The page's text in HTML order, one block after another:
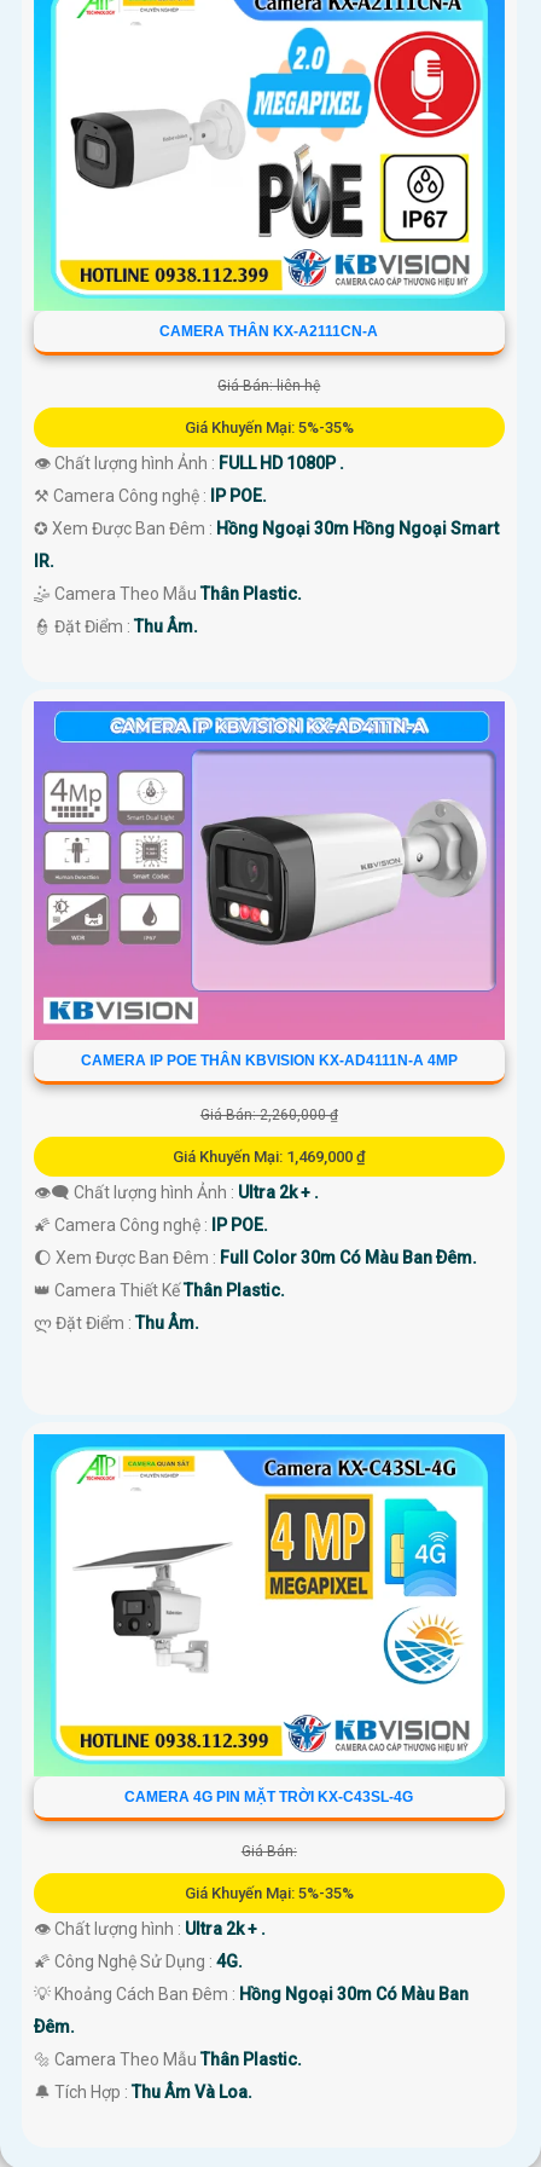
CAMERA THÂN KX-A2111CN-A
Giá Bán: liên hệ
Giá Khuyến Mại: 5%-35%
👁 Chất lượng hình Ảnh : FULL HD 1080P .
⚒ Camera Công nghệ :
IP POE.
✪ Xem Được Ban Đêm : Hồng Ngoại 30m Hồng Ngoại Smart
IR.
🤹 Camera Theo MẫuThân Plastic.
️👮 Đặt Điểm :Thu Âm.
CAMERA IP POE THÂN KBVISION KX-AD4111N-A 4MP
Giá Bán: 2,260,000 ₫
Giá Khuyến Mại: 1,469,000 ₫
👁️‍🗨 Chất lượng hình Ảnh : Ultra 2k + .
🌠 Camera Công nghệ :
IP POE.
🌔 Xem Được Ban Đêm : Full Color 30m Có Màu Ban Ðêm.
👑 Camera Thiết KếThân Plastic.
️ლ Đặt Điểm :Thu Âm.
CAMERA 4G PIN MẶT TRỜI KX-C43SL-4G
Giá Bán:
Giá Khuyến Mại: 5%-35%
👁 Chất lượng hình : Ultra 2k + .
🌠 Công Nghệ Sử Dụng : 4G.
💡 Khoảng Cách Ban Đêm : Hồng Ngoại 30m Có Màu Ban
Ðêm.
🔩 Camera Theo MẫuThân Plastic.
️🔔 Tích Hợp :Thu Âm Và Loa.